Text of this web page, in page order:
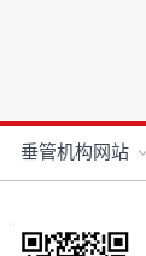
垂管机构网站